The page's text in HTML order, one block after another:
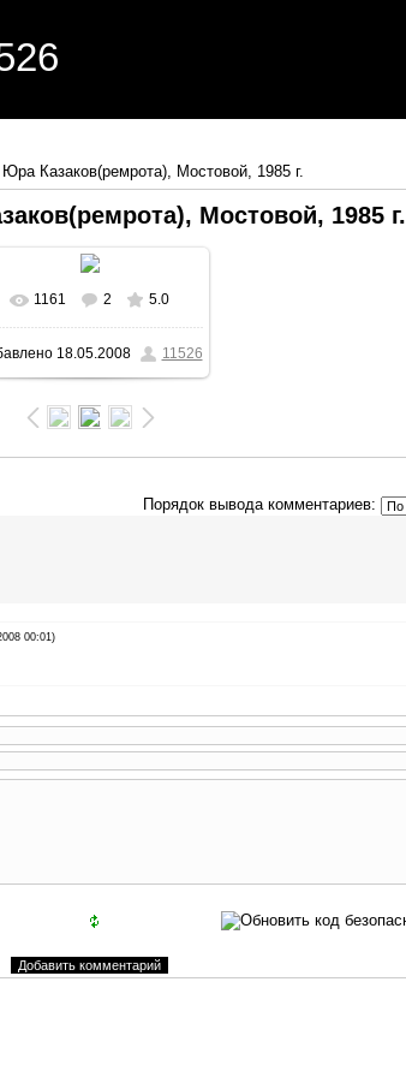
Казаков(ремрота), Мостовой, 1985 г.
Мостовой, 1985 г.
1161 2 5.0
18.05.2008 11526
Порядок вывода комментариев:
00:01)